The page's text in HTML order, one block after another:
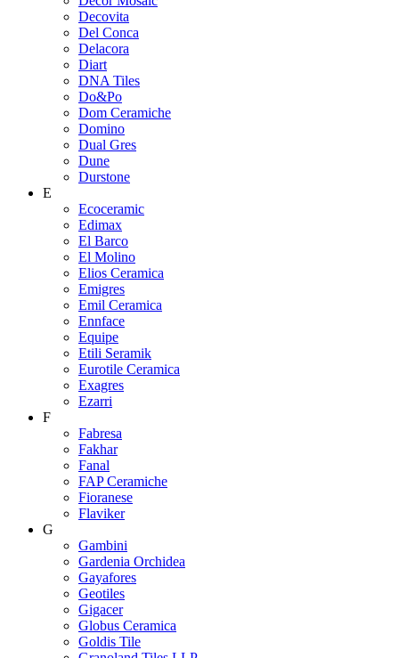
Decovita
Del Conca
Delacora
Diart
DNA Tiles
Do&Po
Dom Ceramiche
Domino
Dual Gres
Dune
Durstone
E
Ecoceramic
Edimax
El Barco
El Molino
Elios Ceramica
Emigres
Emil Ceramica
Ennface
Equipe
Etili Seramik
Eurotile Ceramica
Exagres
Ezarri
F
Fabresa
Fakhar
Fanal
FAP Ceramiche
Fioranese
Flaviker
G
Gambini
Gardenia Orchidea
Gayafores
Geotiles
Gigacer
Globus Ceramica
Goldis Tile